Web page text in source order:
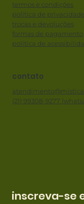
termos e condições
política de privacidade
trocas e devoluções
formas de pagamento
política de
contato
(21) 99308-9277
inscreva-se